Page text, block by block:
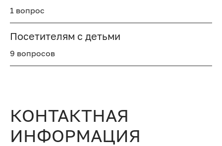
1 вопрос
Посетителям с детьми
9 вопросов
КОНТАКТНАЯ
ИНФОРМАЦИЯ